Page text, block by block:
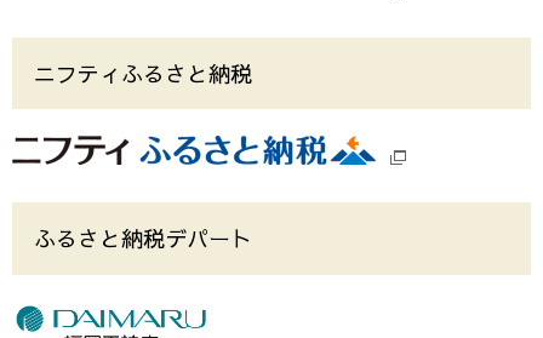
ニフティふるさと納税
ふるさと納税デパート